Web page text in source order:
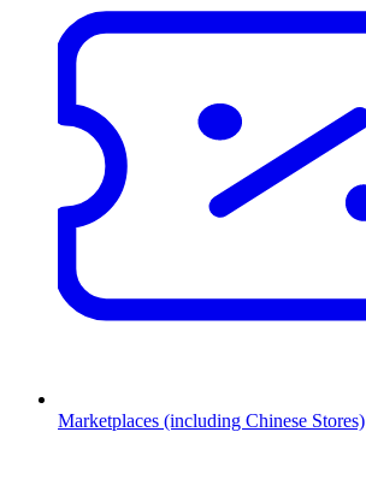
Marketplaces (including Chinese Stores)